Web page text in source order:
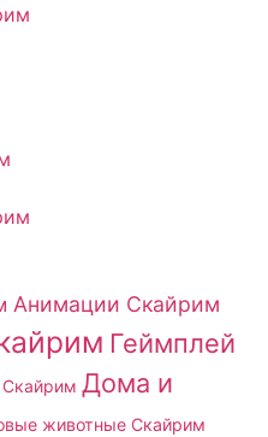
Анимации Скайрим
Геймплей
Дома и
животные Скайрим